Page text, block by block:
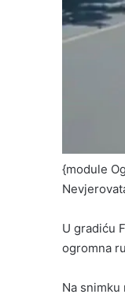
{module
U gradiću
ogromna
Na